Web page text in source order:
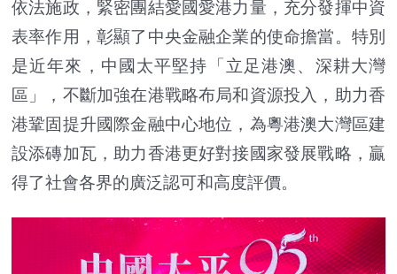
依法施政，緊密團結愛國愛港力量，充分發揮中資
表率作用，彰顯了中央金融企業的使命擔當。特別
是近年來，中國太平堅持「立足港澳、深耕大灣
區」，不斷加強在港戰略布局和資源投入，助力香
港鞏固提升國際金融中心地位，為粵港澳大灣區建
設添磚加瓦，助力香港更好對接國家發展戰略，贏
得了社會各界的廣泛認可和高度評價。